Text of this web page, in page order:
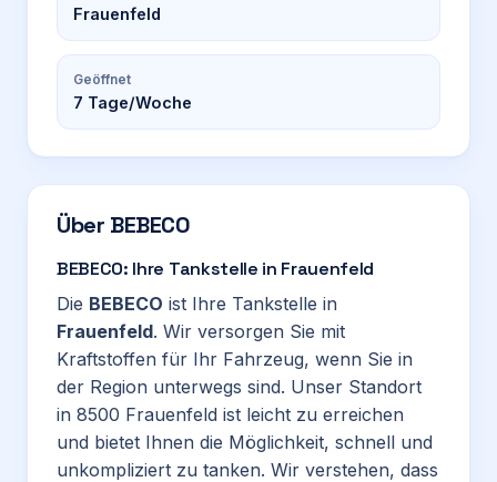
Frauenfeld
Geöffnet
7 Tage/Woche
Über BEBECO
BEBECO: Ihre Tankstelle in Frauenfeld
Die BEBECO ist Ihre Tankstelle in
Frauenfeld. Wir versorgen Sie mit
Kraftstoffen für Ihr Fahrzeug, wenn Sie in
der Region unterwegs sind. Unser Standort
in 8500 Frauenfeld ist leicht zu erreichen
und bietet Ihnen die Möglichkeit, schnell und
unkompliziert zu tanken. Wir verstehen, dass